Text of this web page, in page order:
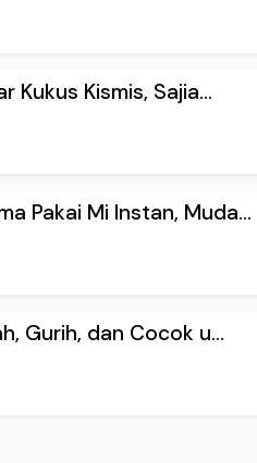
Kukus Kismis, Sajia...
Pakai Mi Instan, Muda...
Gurih, dan Cocok u...